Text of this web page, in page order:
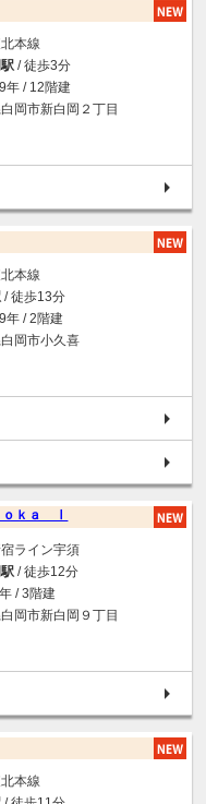
本線
/ 徒歩3分
年 / 12階建
岡市新白岡２丁目
本線
/ 徒歩13分
年 / 2階建
岡市小久喜
ｏｋａ Ⅰ
ライン宇須
/ 徒歩12分
/ 3階建
岡市新白岡９丁目
本線